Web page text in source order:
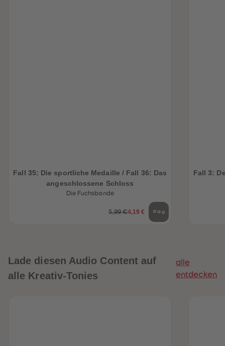
Fall 35: Die sportliche Medaille / Fall 36: Das
angeschlossene Schloss
Die Fuchsbande
5,99 €4,19 €
Fall 3:
Lade diesen Audio Content auf
alle Kreativ-Tonies
alle
entdecken